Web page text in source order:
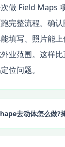
做 Field Maps
完整流程。确
填写、照片能上
业范围。这样
位问题。
去动体怎么做?